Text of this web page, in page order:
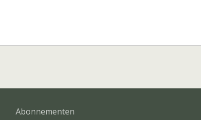
Abonnementen